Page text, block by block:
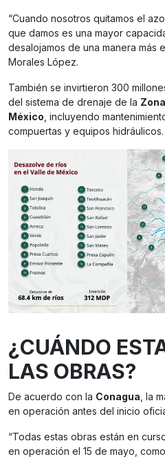
“Cuando nosotros quitamos el
que damos es una mayor
desalojamos de una manera más
Morales López.
También se invirtieron 300
del sistema de drenaje de la
México , incluyendo
compuertas y equipos hidráulicos.
¿CUÁNDO
LAS OBRAS?
De acuerdo con la Conagua , la
en operación antes del inicio
“Todas estas obras están en
en operación el 15 de mayo,